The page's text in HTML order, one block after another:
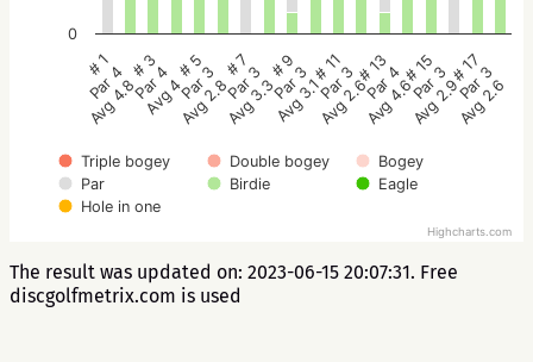
Triple bogey Double bogey
Bogey
Par
Birdie
Eagle
Hole in one
# 1
Par 4
Avg 4.8
# 3
Par 4
Avg 4
# 5
Par 3
Avg 2.8
# 7
Par 3
Avg 3.3
# 9
Par 3
Avg 3.1
# 11
Par 3
Avg 2.6
# 13
Par 4
Avg 4.6
# 15
Par 3
Avg 2.9
# 17
Par 3
Avg 2.6
0
Highcharts.com
The result was updated on: 2023-06-15 20:07:31. Free
discgolfmetrix.com is used